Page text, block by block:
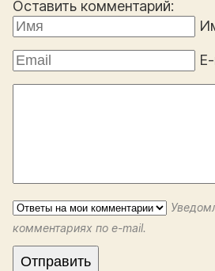
Оставить комментарий:
комментариях по e-mail.